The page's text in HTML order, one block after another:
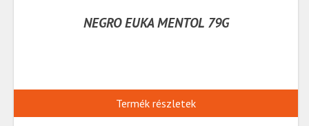
NEGRO EUKA MENTOL 79G
Termék részletek